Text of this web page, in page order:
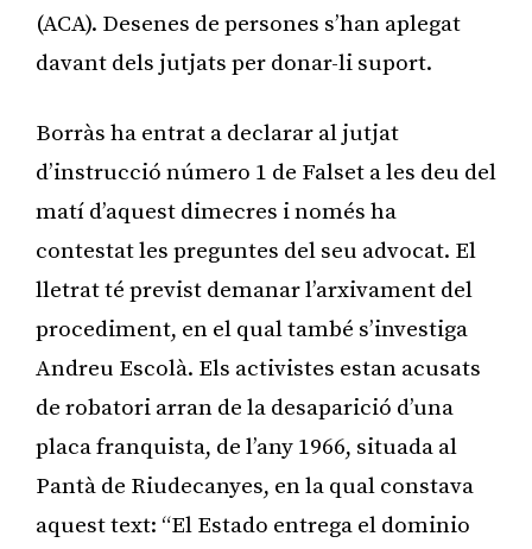
(ACA). Desenes de persones s’han aplegat
davant dels jutjats per donar-li suport.
Borràs ha entrat a declarar al jutjat
d’instrucció número 1 de Falset a les deu del
matí d’aquest dimecres i només ha
contestat les preguntes del seu advocat. El
lletrat té previst demanar l’arxivament del
procediment, en el qual també s’investiga
Andreu Escolà. Els activistes estan acusats
de robatori arran de la desaparició d’una
placa franquista, de l’any 1966, situada al
Pantà de Riudecanyes, en la qual constava
aquest text: “El Estado entrega el dominio